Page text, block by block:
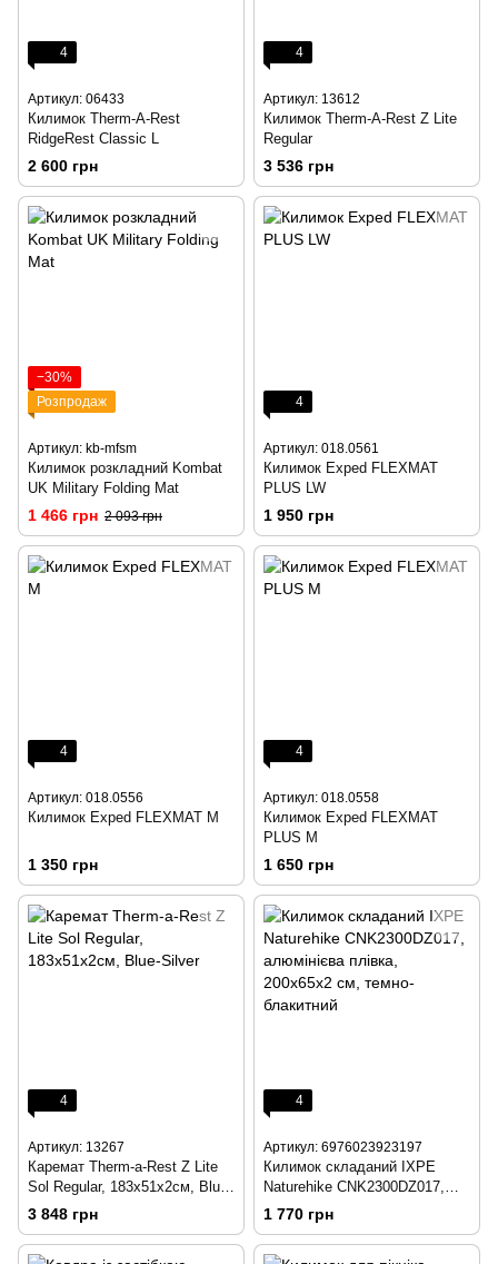
4
Артикул: 06433
Килимок Therm-A-Rest
RidgeRest Classic L
2 600 грн
4
Артикул: 13612
Килимок Therm-A-Rest Z Lite
Regular
3 536 грн
−30%
Розпродаж
Артикул: kb-mfsm
Килимок розкладний Kombat
UK Military Folding Mat
1 466 грн 2 093 грн
4
Артикул: 018.0561
Килимок Exped FLEXMAT
PLUS LW
1 950 грн
4
Артикул: 018.0556
Килимок Exped FLEXMAT M
1 350 грн
4
Артикул: 018.0558
Килимок Exped FLEXMAT
PLUS M
1 650 грн
4
Артикул: 13267
Каремат Therm-a-Rest Z Lite
Sol Regular, 183х51х2см, Blue-
Silver
3 848 грн
4
Артикул: 6976023923197
Килимок складаний IXPE
Naturehike CNK2300DZ017,
алюмінієва плівка, 200x65х2
см, темно-блакитний
1 770 грн